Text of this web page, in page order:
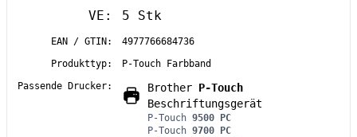
VE:
5 Stk
EAN / GTIN:
4977766684736
Produkttyp:
P-Touch Farbband
Passende Drucker:
Brother P-Touch
Beschriftungsgerät
P-Touch 9500 PC
P-Touch 9700 PC